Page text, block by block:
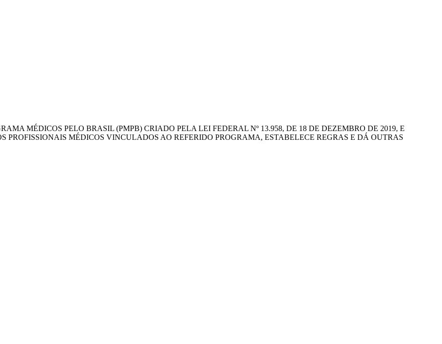
MÉDICOS PELO BRASIL (PMPB) CRIADO PELA LEI FEDERAL Nº 13.958, DE 18 DE DEZEMBRO DE 2019, E
PROFISSIONAIS MÉDICOS VINCULADOS AO REFERIDO PROGRAMA, ESTABELECE REGRAS E DÁ OUTRAS